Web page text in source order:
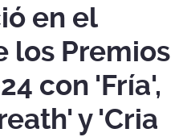
en el
los Premios
con 'Fría',
y 'Cria